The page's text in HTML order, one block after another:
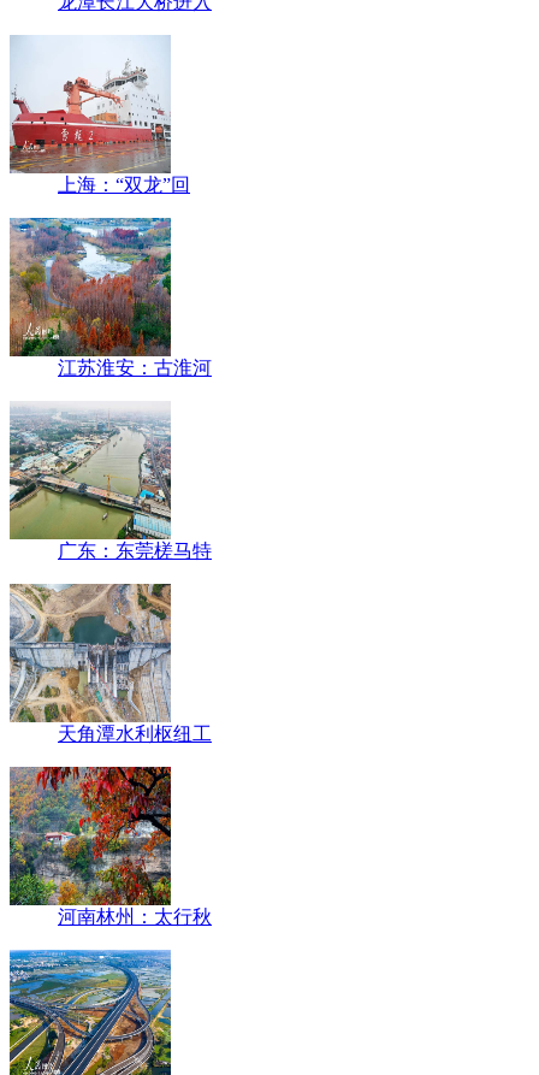
上海：“双龙”回
江苏淮安：古淮河
广东：东莞槎马特
天角潭水利枢纽工
河南林州：太行秋